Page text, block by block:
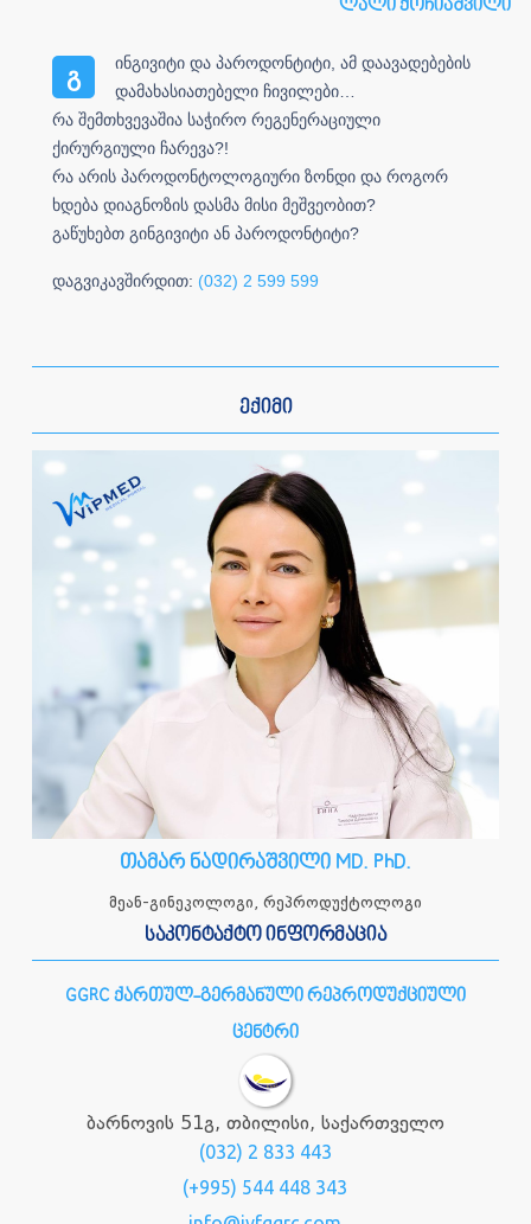
ლალი ქოჩიაშვილი
გ
ინგივიტი და პაროდონტიტი, ამ დაავადებების
დამახასიათებელი ჩივილები…
რა შემთხვევაშია საჭირო რეგენერაციული
ქირურგიული ჩარევა?!
რა არის პაროდონტოლოგიური ზონდი და როგორ
ხდება დიაგნოზის დასმა მისი მეშვეობით?
გაწუხებთ გინგივიტი ან პაროდონტიტი?
დაგვიკავშირდით: (032) 2 599 599
ექიმი
თამარ ნადირაშვილი MD. PhD.
მეან-გინეკოლოგი, რეპროდუქტოლოგი
საკონტაქტო ინფორმაცია
GGRC ქართულ-გერმანული რეპროდუქციული
ცენტრი
ბარნოვის 51გ, თბილისი, საქართველო
(032) 2 833 443
(+995) 544 448 343